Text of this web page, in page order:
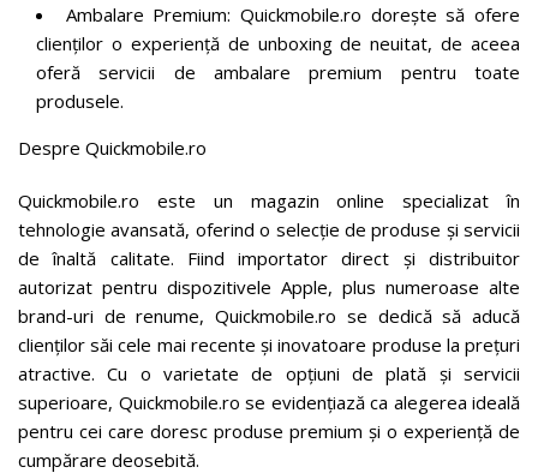
Ambalare Premium: Quickmobile.ro dorește să ofere
clienților o experiență de unboxing de neuitat, de aceea
oferă servicii de ambalare premium pentru toate
produsele.
Despre Quickmobile.ro
Quickmobile.ro este un magazin online specializat în
tehnologie avansată, oferind o selecție de produse și servicii
de înaltă calitate. Fiind importator direct și distribuitor
autorizat pentru dispozitivele Apple, plus numeroase alte
brand-uri de renume, Quickmobile.ro se dedică să aducă
clienților săi cele mai recente și inovatoare produse la prețuri
atractive. Cu o varietate de opțiuni de plată și servicii
superioare, Quickmobile.ro se evidențiază ca alegerea ideală
pentru cei care doresc produse premium și o experiență de
cumpărare deosebită.